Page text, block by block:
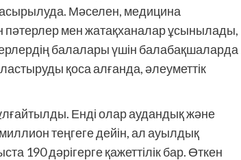
Мәселен, медицина
пәтерлер мен жатақханалар ұсынылады,
балалары үшін балабақшаларда
қоса алғанда, әлеуметтік
Енді олар аудандық және
теңгеге дейін, ал ауылдық
190 дәрігерге қажеттілік бар. Өткен